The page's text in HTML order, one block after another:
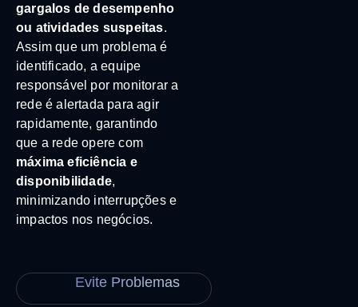
gargalos de desempenho
ou atividades suspeitas.
Assim que um problema é
identificado, a equipe
responsável por monitorar a
rede é alertada para agir
rapidamente, garantindo
que a rede opere com
máxima eficiência e
disponibilidade,
minimizando interrupções e
impactos nos negócios.
Evite Problemas